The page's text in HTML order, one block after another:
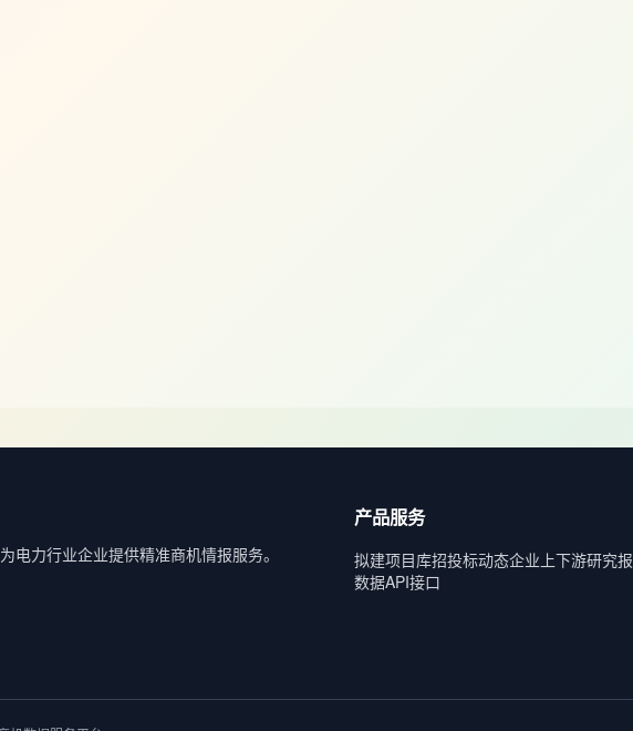
电力行业企业提供精准商机情报服务。
产品服务
拟建项目库招投标动态企业上下游研究
数据API接口